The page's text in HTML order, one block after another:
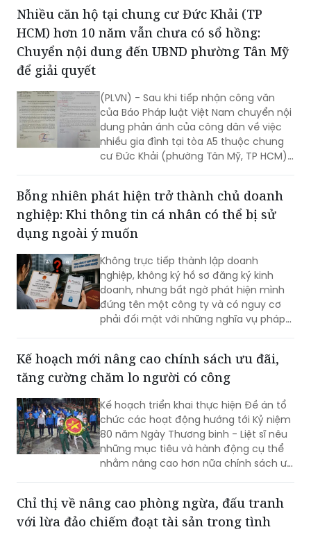
Chính phủ Phạm Thị Thanh Trà tại cuộc
họp về tình hình triển khai sắp xếp cơ
sở giáo dục mầm non, phổ thông, giáo
dục thường xuyên và giáo dục nghề
Nhiều căn hộ tại chung cư Đức Khải (TP
HCM) hơn 10 năm vẫn chưa có sổ hồng:
Chuyển nội dung đến UBND phường Tân Mỹ
để giải quyết
(PLVN) - Sau khi tiếp nhận công văn
của Báo Pháp luật Việt Nam chuyển nội
nhiều gia đình tại tòa A5 thuộc chung
cư Đức Khải (phường Tân Mỹ, TP HCM)
vẫn chưa được cấp sổ hồng, Ban Tiếp
công dân TP vừa có văn bản chuyển
quy định.
Bỗng nhiên phát hiện trở thành chủ doanh
nghiệp: Khi thông tin cá nhân có thể bị sử
dụng ngoài ý muốn
Không trực tiếp thành lập doanh
nghiệp, không ký hồ sơ đăng ký kinh
đứng tên một công ty và có nguy cơ
phải đối mặt với những nghĩa vụ pháp
lý, nghĩa vụ thuế phát sinh từ doanh
nghiệp đó. Đây là nội dung phản ánh
của bà Hoàng Ngọc Hà Hải Yến gửi đến
Báo Pháp luật Việt Nam, qua đó đặt ra
nhiều vấn đề cần được làm rõ về cơ
chế xác thực danh tính trong đăng ký
doanh nghiệp cũng như việc bảo vệ dữ
số.
Kế hoạch mới nâng cao chính sách ưu đãi,
tăng cường chăm lo người có công
Kế hoạch triển khai thực hiện Đề án tổ
chức các hoạt động hướng tới Kỷ niệm
những mục tiêu và hành động cụ thể
nhằm nâng cao hơn nữa chính sách ưu
đãi, chăm lo đời sống người có công và